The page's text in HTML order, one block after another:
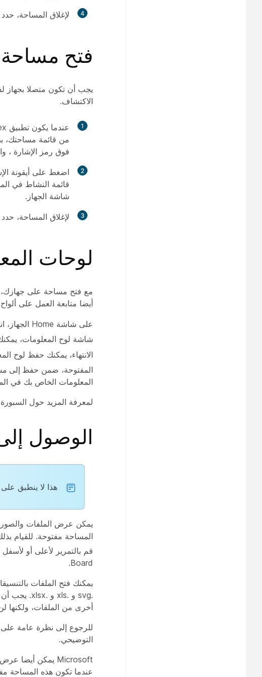
4 لإغلاق المساحة، حدد
فتح
الاكتشاف.
1
من قائمة مساحتك،
فوق رمز الإشارة ،
2
اضغط على أيقونة
قائمة النشاط في
شاشة الجهاز.
3 لإغلاق المساحة، حدد
لوحات
مع فتح مساحة على جهازك،
أيضا متابعة العمل على
على شاشة Home الجهاز، انقر على
شاشة لوح المعلومات،
الانتهاء، يمكنك حفظ لوح
المفتوحة، ضمن حفظ إلى
المعلومات الخاص بك في
لمعرفة المزيد حول
الوصول
هذا لا ينطبق على DX80.
يمكن عرض الملفات والصور
المساحة مفتوحة. للقيام
قم بالتمرير لأعلى أو
Board.
أخرى من الملفات، ولكنها
للرجوع إلى نظرة عامة على
التوضيحي.
عندما تكون هذه المساحة